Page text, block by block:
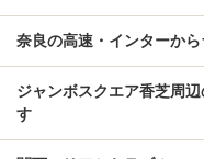
奈良の高速・インターか
ジャンボスクエア香芝周
す